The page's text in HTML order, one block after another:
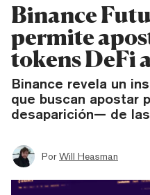
Binance
permite
tokens DeFi
Binance revela un
que buscan apostar
desaparición— de
Por Will Heasman